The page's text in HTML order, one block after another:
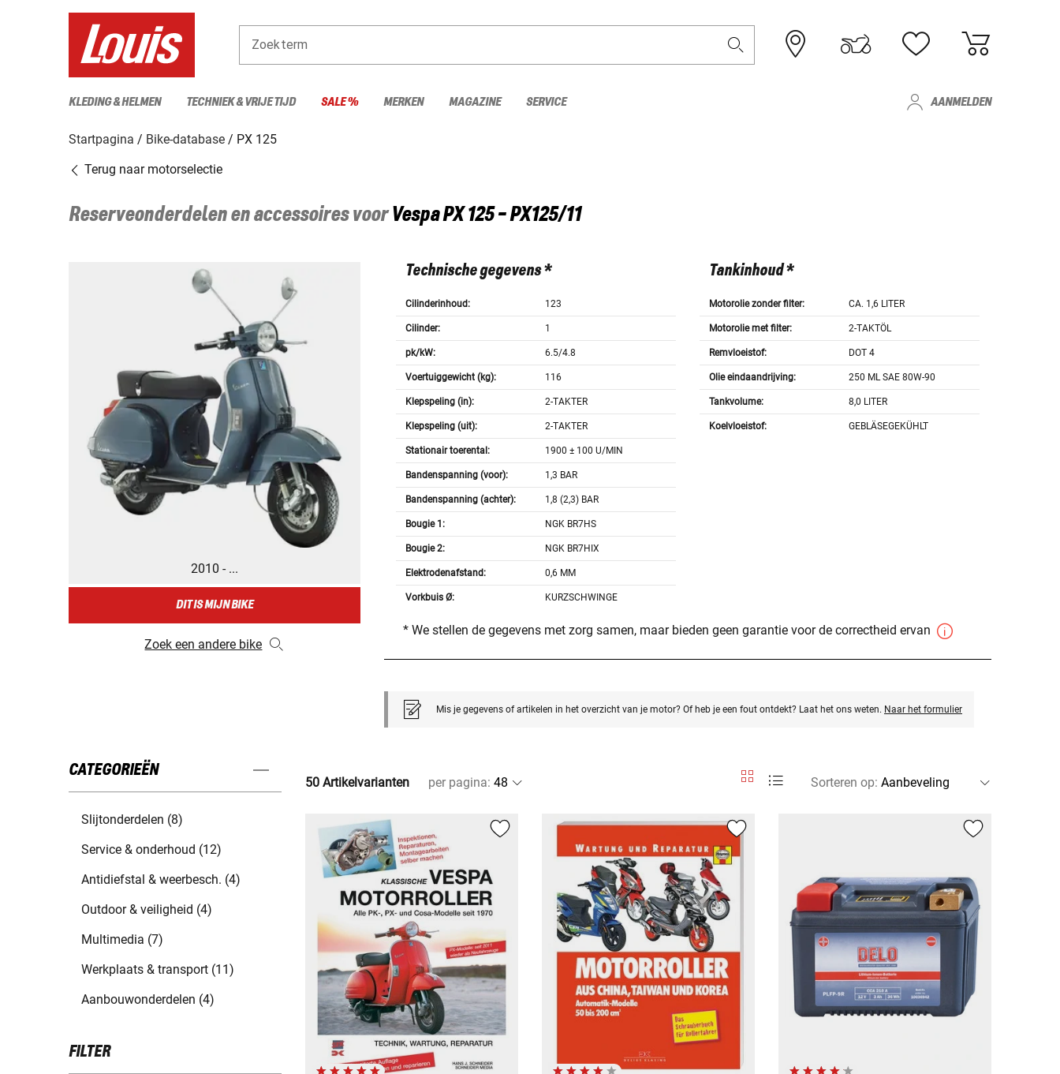
Zoekterm
KLEDING & HELMEN TECHNIEK & VRIJE TIJD SALE % MERKEN MAGAZINE SERVICE AANMELDEN
Startpagina Bike-database
PX 125
Terug naar motorselectie
Reserveonderdelen en accessoires voorVespaPX 125 - PX125/11
2010 - ...
DIT IS MIJN BIKE
Zoek een andere bike
Technische gegevens *
Cilinderinhoud: 123
Cilinder: 1
pk/kW: 6.5/4.8
Voertuiggewicht (kg): 116
Klepspeling (in): 2-TAKTER
Klepspeling (uit): 2-TAKTER
Stationair toerental: 1900 ± 100 U/MIN
Bandenspanning (voor): 1,3 BAR
Bandenspanning (achter): 1,8 (2,3) BAR
Bougie 1: NGK BR7HS
Bougie 2: NGK BR7HIX
Elektrodenafstand: 0,6 MM
Vorkbuis Ø: KURZSCHWINGE
Tankinhoud *
Motorolie zonder filter: CA. 1,6 LITER
Motorolie met filter: 2-TAKTÖL
Remvloeistof: DOT 4
Olie eindaandrijving: 250 ML SAE 80W-90
Tankvolume: 8,0 LITER
Koelvloeistof: GEBLÄSEGEKÜHLT
* We stellen de gegevens met zorg samen, maar bieden geen garantie voor de correctheid ervan
Mis je gegevens of artikelen in het overzicht van je motor? Of heb je een fout ontdekt? Laat het ons weten. Naar het formulier
CATEGORIEËN
Slijtonderdelen (8)
Service & onderhoud (12)
Antidiefstal & weerbesch. (4)
Outdoor & veiligheid (4)
Multimedia (7)
Werkplaats & transport (11)
Aanbouwonderdelen (4)
FILTER
50 Artikelvarianten per pagina: Sorteren op: